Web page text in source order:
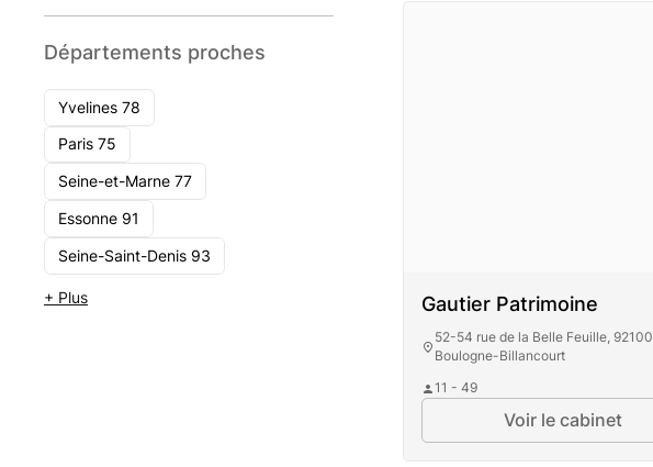
Départements proches
Yvelines 78
Paris 75
Seine-et-Marne 77
Essonne 91
Seine-Saint-Denis 93
+ Plus Gautier Patrimoine
52-54 rue de la Belle Feuille, 92100
Boulogne-Billancourt
11 - 49
Voir le cabinet